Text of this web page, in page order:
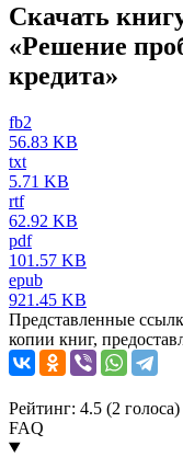
Скачать
«Решение
кредита»
fb2
56.83 KB
txt
5.71 KB
rtf
62.92 KB
pdf
101.57 KB
epub
921.45 KB
Представленные
копии книг,
Рейтинг: 4.5 (2 голоса)
FAQ